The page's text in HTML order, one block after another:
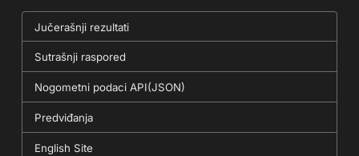
Jučerašnji rezultati
Sutrašnji raspored
Nogometni podaci API(JSON)
Predviđanja
English Site